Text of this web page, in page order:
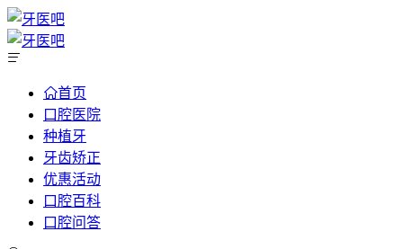
首页
口腔医院
种植牙
牙齿矫正
优惠活动
口腔百科
口腔问答